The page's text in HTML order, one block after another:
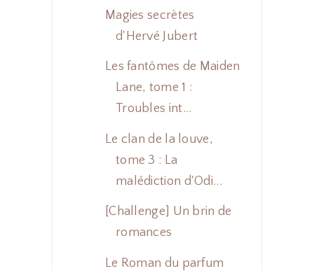
Magies secrètes
d'Hervé Jubert
Les fantômes de Maiden
Lane, tome 1 :
Troubles int...
Le clan de la louve,
tome 3 : La
malédiction d'Odi...
[Challenge] Un brin de
romances
Le Roman du parfum